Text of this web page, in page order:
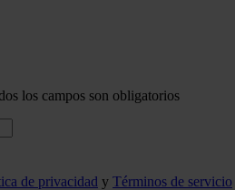
los campos son obligatorios
de privacidad y Términos de servicio